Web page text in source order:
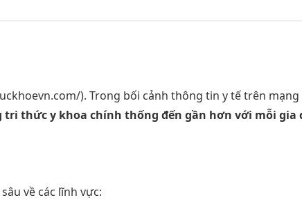
). Trong bối cảnh thông tin y tế trên
tri thức y khoa chính thống đến gần hơn với mỗi gia
về các lĩnh vực: